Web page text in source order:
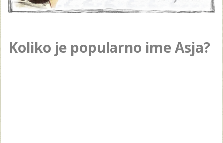
Koliko je popularno ime Asja?